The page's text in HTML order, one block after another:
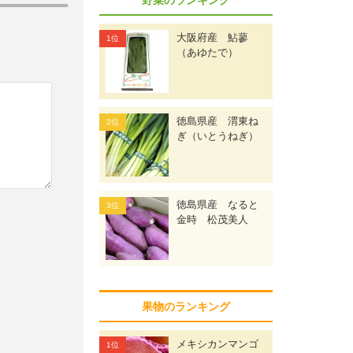
大阪府産 鮎蓼
（あゆたで）
徳島県産 渭東ね
ぎ（いとうねぎ）
徳島県産 なると
金時 松茂美人
果物のランキング
メキシカンマンゴ